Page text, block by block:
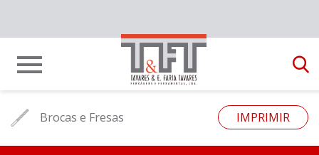
Brocas e Fresas IMPRIMIR